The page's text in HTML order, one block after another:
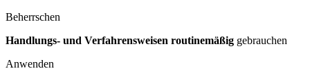
Beherrschen
Handlungs- und Verfahrensweisen routinemäßig gebrauchen
Anwenden